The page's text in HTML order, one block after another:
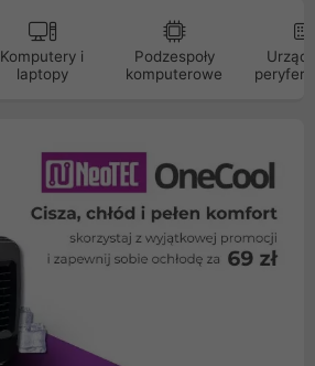
Komputery i
laptopy
Podzespoły
komputerowe